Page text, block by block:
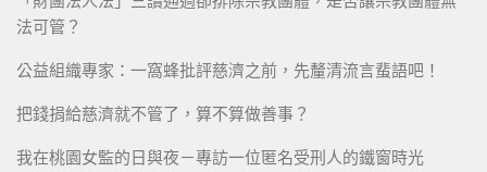
法可管？
公益組織專家：一窩蜂批評慈濟之前，先釐清流言蜚語吧！
把錢捐給慈濟就不管了，算不算做善事？
我在桃園女監的日與夜－專訪一位匿名受刑人的鐵窗時光